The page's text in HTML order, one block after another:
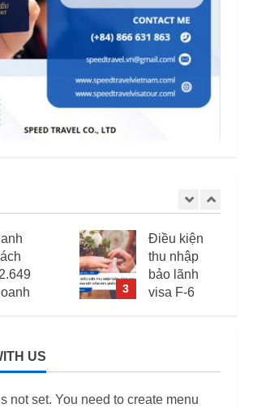
Tại
2026
3
Điều kiện
thu nhập
bảo lãnh
visa F-6
từ 2026
US
not set. You need to create menu